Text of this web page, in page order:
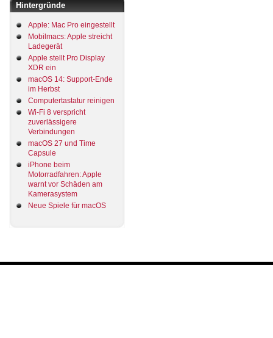
Hintergründe
Apple: Mac Pro eingestellt
Mobilmacs: Apple streicht
Ladegerät
Apple stellt Pro Display
XDR ein
macOS 14: Support-Ende
im Herbst
Computertastatur reinigen
Wi-Fi 8 verspricht
zuverlässigere
Verbindungen
macOS 27 und Time
Capsule
iPhone beim
Motorradfahren: Apple
warnt vor Schäden am
Kamerasystem
Neue Spiele für macOS